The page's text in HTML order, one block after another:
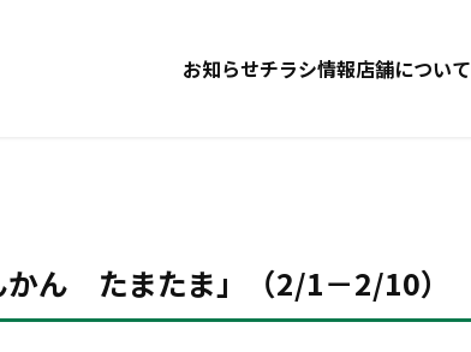
お知らせチラシ情報店舗について
ん たまたま」（2/1－2/10）